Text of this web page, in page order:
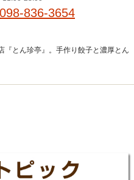
098-836-3654
『とん珍亭』。手作り餃子と濃厚とん